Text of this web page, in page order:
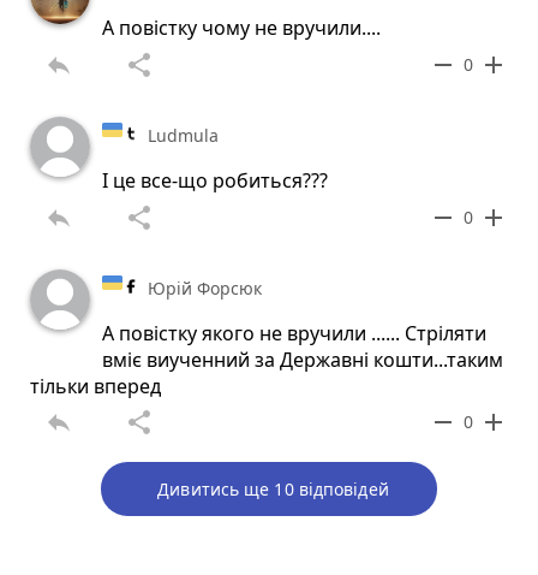
А повістку чому не вручили....
reply share remove 0 add
Ludmula
І це все-що робиться???
reply share remove 0 add
Юрій Форсюк
А повістку якого не вручили ...... Стріляти
вміє виученний за Державні кошти...таким
тільки вперед
reply share remove 0 add
Дивитись ще 10 відповідей